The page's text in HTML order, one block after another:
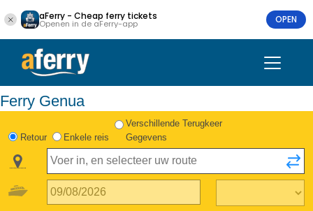
aFerry - Cheap ferry tickets
Openen in de aFerry-app OPEN
Ferry Genua
Retour Enkele reis
Verschillende Terugkeer
Gegevens